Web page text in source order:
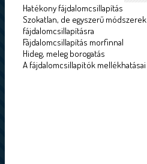
Hatékony fájdalomcsillapítás
Szokatlan, de egyszerű módszerek
fájdalomcsillapításra
Fájdalomcsillapítás morfinnal
Hideg, meleg borogatás
A fájdalomcsillapítók mellékhatásai